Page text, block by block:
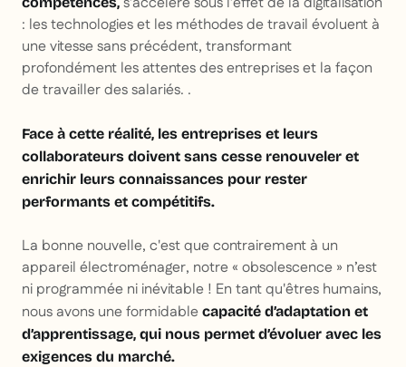
: les technologies et les méthodes de travail évoluent à
une vitesse sans précédent, transformant
profondément les attentes des entreprises et la façon
de travailler des salariés. .
Face à cette réalité, les entreprises et leurs
collaborateurs doivent sans cesse renouveler et
enrichir leurs connaissances pour rester
performants et compétitifs.
La bonne nouvelle, c'est que contrairement à un
appareil électroménager, notre « obsolescence » n’est
ni programmée ni inévitable ! En tant qu'êtres humains,
nous avons une formidable capacité d’adaptation et
d’apprentissage, qui nous permet d’évoluer avec les
exigences du marché.